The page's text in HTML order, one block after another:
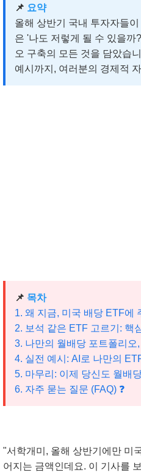
📌 요약
올해 상반기 국내 투자자들
은 '나도 저렇게 될 수 있을까
오 구축의 모든 것을 담았습
예시까지, 여러분의 경제적
📌 목차
1. 왜 지금, 미국 배당 ETF에
2. 보석 같은 ETF 고르기: 핵
3. 나만의 월배당 포트폴리오
4. 실전 예시: AI로 나만의
5. 마무리: 이제 당신도 월배
6. 자주 묻는 질문 (FAQ) ❓
"서학개미, 올해 상반기에만 미
어지는 금액인데요. 이 기사를